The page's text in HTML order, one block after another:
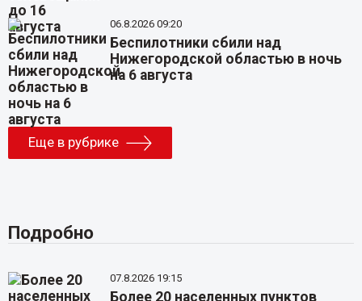
06.8.2026 09:20
Беспилотники сбили над
Нижегородской областью в ночь
на 6 августа
Еще в рубрике
Подробно
07.8.2026 19:15
Более 20 населенных пунктов